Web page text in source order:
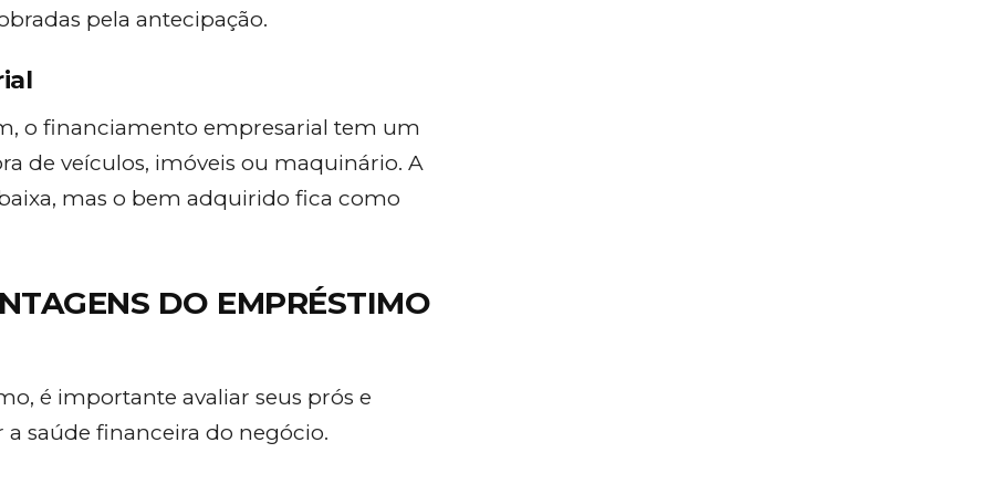
pela antecipação.
o financiamento empresarial tem um
de veículos, imóveis ou maquinário. A
mas o bem adquirido fica como
DO EMPRÉSTIMO
é importante avaliar seus prós e
saúde financeira do negócio.